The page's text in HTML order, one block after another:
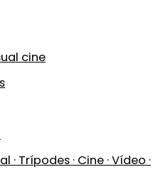
cine
· Trípodes · Cine · Vídeo ·